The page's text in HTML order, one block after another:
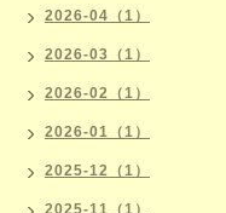
2026-04（1）
2026-03（1）
2026-02（1）
2026-01（1）
2025-12（1）
2025-11（1）